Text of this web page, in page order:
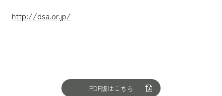
http://dsa.or.jp/
PDF版はこちら